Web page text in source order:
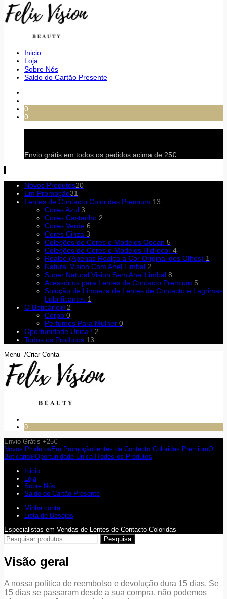
Inicio
Loja
Sobre Nós
Saldo do Cartão Presente
0
0
Envio grátis em todos os pedidos acima de 25€
Novos Produtos20
Em Promoção31
Lentes de Contacto Coloridas Premium 13
Cores Azul 3
Cores Castanho 2
Cores Verde 6
Cores Cinza 3
Coleções de Cores e Modelos Ocean 5
Coleções de Cores e Modelos Hidrocor 4
Realce (Apenas Realça a Cor Original dos Olhos) 1
Natural Vision Com Anel Limbal 2
Super Natural Vision Sem Anel Limbal 8
Acessórios para Lentes de Contacto Premium 5
Solução de Limpeza de Lentes de Contacto e Lagrimas
Lubrificantes 1
O Boticário® 2
Corpo 0
Perfumes Para Mulher 0
Oportunidade Única ! 2
Todos os Produtos 13
Menu- /Criar Conta
0
Envio Grátis +25€
Novos Produtos Em Promoção Lentes de Contacto Coloridas PremiumO
Boticário®Oportunidade Única !Todos os Produtos
Inicio
Loja
Sobre Nós
Saldo do Cartão Presente
Minha conta
Lista de Desejos
Especialistas em Vendas de Lentes de Contacto Coloridas
Pesquisar
por:
Pesquisa
Visão geral
A nossa política de reembolso e devolução dura 15 dias. Se
15 dias se passaram desde a sua compra, não podemos